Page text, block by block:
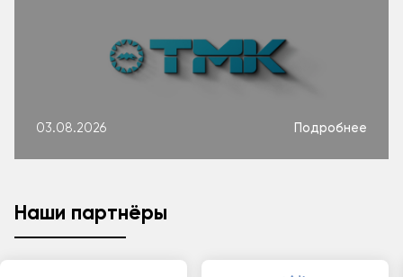
03.08.2026 Подробнее
Наши партнёры